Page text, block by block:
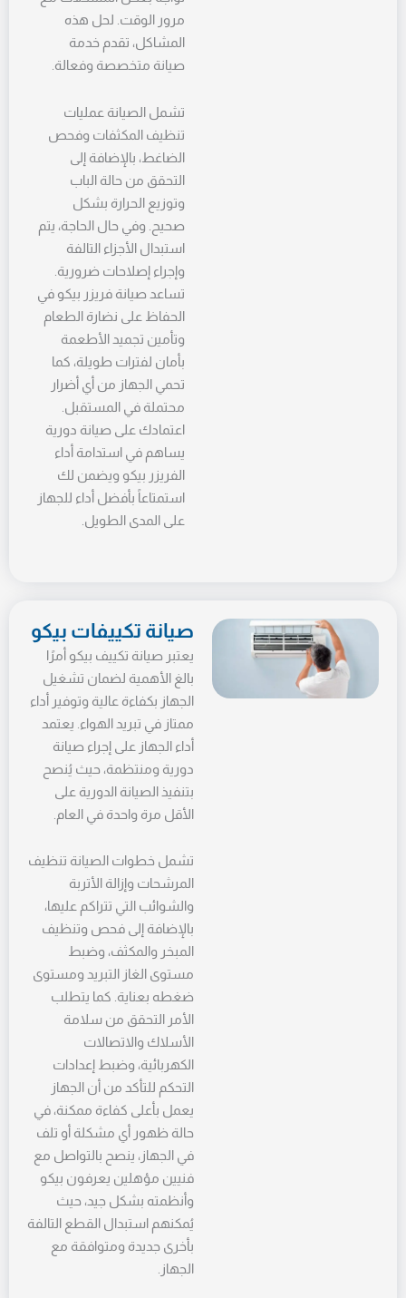
مرور الوقت. لحل هذه
المشاكل، تقدم خدمة
صيانة متخصصة وفعالة.
تشمل الصيانة عمليات
تنظيف المكثفات وفحص
الضاغط، بالإضافة إلى
التحقق من حالة الباب
وتوزيع الحرارة بشكل
صحيح. وفي حال الحاجة، يتم
استبدال الأجزاء التالفة
وإجراء إصلاحات ضرورية.
تساعد صيانة فريزر بيكو في
الحفاظ على نضارة الطعام
وتأمين تجميد الأطعمة
بأمان لفترات طويلة، كما
تحمي الجهاز من أي أضرار
محتملة في المستقبل.
اعتمادك على صيانة دورية
يساهم في استدامة أداء
الفريزر بيكو ويضمن لك
استمتاعاً بأفضل أداء للجهاز
على المدى الطويل.
صيانة تكييفات بيكو
يعتبر صيانة تكييف بيكو أمرًا
بالغ الأهمية لضمان تشغيل
الجهاز بكفاءة عالية وتوفير أداء
ممتاز في تبريد الهواء. يعتمد
أداء الجهاز على إجراء صيانة
دورية ومنتظمة، حيث يُنصح
بتنفيذ الصيانة الدورية على
الأقل مرة واحدة في العام.
تشمل خطوات الصيانة تنظيف
المرشحات وإزالة الأتربة
والشوائب التي تتراكم عليها،
بالإضافة إلى فحص وتنظيف
المبخر والمكثف، وضبط
مستوى الغاز التبريد ومستوى
ضغطه بعناية. كما يتطلب
الأمر التحقق من سلامة
الأسلاك والاتصالات
الكهربائية، وضبط إعدادات
التحكم للتأكد من أن الجهاز
يعمل بأعلى كفاءة ممكنة، في
حالة ظهور أي مشكلة أو تلف
في الجهاز، ينصح بالتواصل مع
فنيين مؤهلين يعرفون بيكو
وأنظمته بشكل جيد، حيث
يُمكنهم استبدال القطع التالفة
بأخرى جديدة ومتوافقة مع
الجهاز.